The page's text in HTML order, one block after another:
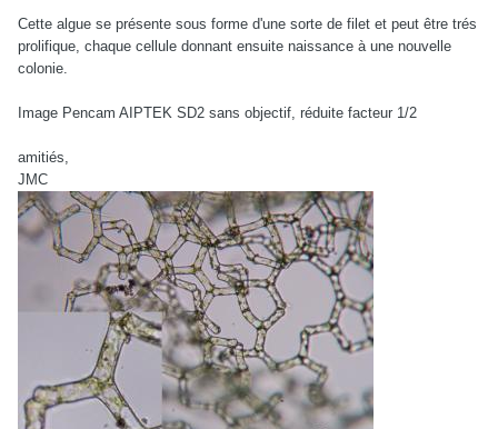
Cette algue se présente sous forme d'une sorte de filet et peut être trés
prolifique, chaque cellule donnant ensuite naissance à une nouvelle
colonie.
Image Pencam AIPTEK SD2 sans objectif, réduite facteur 1/2
amitiés,
JMC